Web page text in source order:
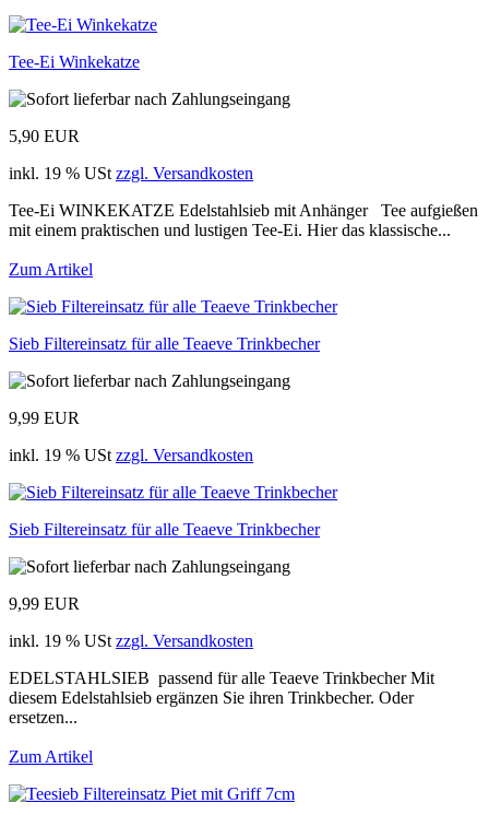
Tee-Ei Winkekatze
5,90 EUR
inkl. 19 % USt zzgl. Versandkosten
Tee-Ei WINKEKATZE Edelstahlsieb mit Anhänger Tee aufgießen
mit einem praktischen und lustigen Tee-Ei. Hier das klassische...
Zum Artikel
Sieb Filtereinsatz für alle Teaeve Trinkbecher
9,99 EUR
inkl. 19 % USt zzgl. Versandkosten
Sieb Filtereinsatz für alle Teaeve Trinkbecher
9,99 EUR
inkl. 19 % USt zzgl. Versandkosten
EDELSTAHLSIEB passend für alle Teaeve Trinkbecher Mit
diesem Edelstahlsieb ergänzen Sie ihren Trinkbecher. Oder
ersetzen...
Zum Artikel